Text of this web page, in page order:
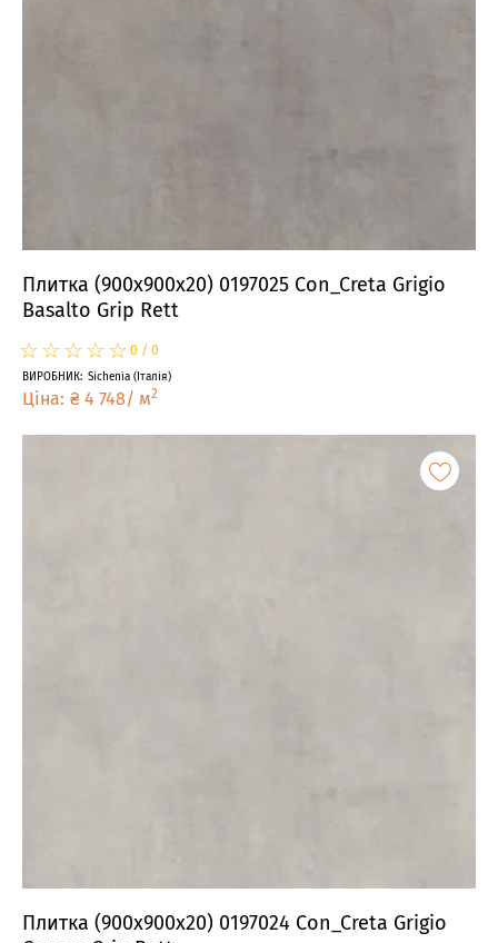
Плитка (900x900x20) 0197025 Con_Creta Grigio
Basalto Grip Rett
☆
★☆
★☆
★☆
★☆
★ 0 / 0
ВИРОБНИК: Sichenia ( Італія)
Ціна: ₴ 4 748/ м2
Плитка (900x900x20) 0197024 Con_Creta Grigio